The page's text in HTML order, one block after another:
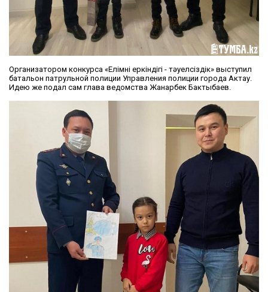
Организатором конкурса «Елімнің еркіндігі - тәуелсіздік» выступил
батальон патрульной полиции Управления полиции города Актау.
Идею же подал сам глава ведомства Жанарбек Бактыбаев.